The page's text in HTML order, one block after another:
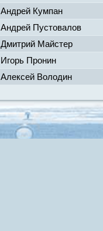
Андрей Кумпан
Андрей Пустовалов
Дмитрий Майстер
Игорь Пронин
Алексей Володин